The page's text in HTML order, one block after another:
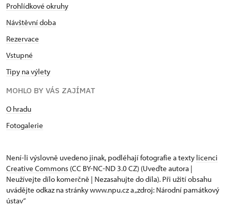
Prohlídkové okruhy
Návštěvní doba
Rezervace
Vstupné
Tipy na výlety
MOHLO BY VÁS ZAJÍMAT
O hradu
Fotogalerie
Není-li výslovně uvedeno jinak, podléhají fotografie a texty licenci
Creative Commons (CC BY-NC-ND 3.0 CZ) (Uveďte autora |
Neužívejte dílo komerčně | Nezasahujte do díla). Při užití obsahu
uvádějte odkaz na stránky www.npu.cz a „zdroj: Národní památkový
ústav“